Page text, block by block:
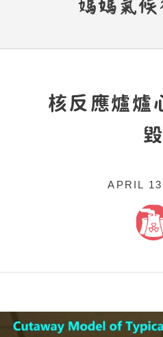
核反應爐爐
毀
APRIL